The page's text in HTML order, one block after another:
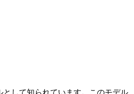
して知られています。このモデル